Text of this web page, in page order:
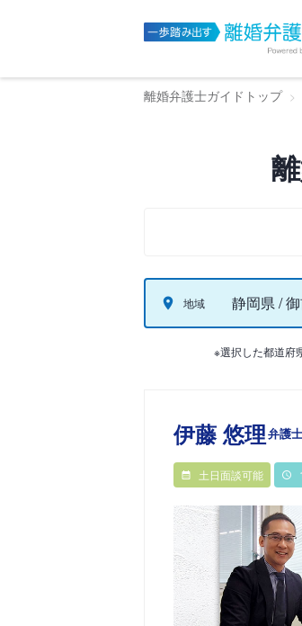
離婚弁護士ガイドトップ
地域 静岡県 /
※選択した都道府
伊藤 悠理弁護士
土日面談可能